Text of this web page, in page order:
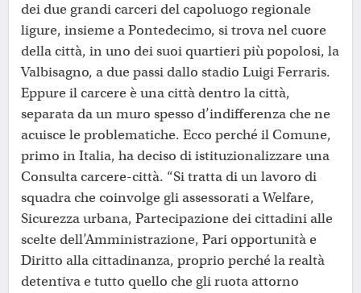
dei due grandi carceri del capoluogo regionale
ligure, insieme a Pontedecimo, si trova nel cuore
della città, in uno dei suoi quartieri più popolosi, la
Valbisagno, a due passi dallo stadio Luigi Ferraris.
Eppure il carcere è una città dentro la città,
separata da un muro spesso d’indifferenza che ne
acuisce le problematiche. Ecco perché il Comune,
primo in Italia, ha deciso di istituzionalizzare una
Consulta carcere-città. “Si tratta di un lavoro di
squadra che coinvolge gli assessorati a Welfare,
Sicurezza urbana, Partecipazione dei cittadini alle
scelte dell’Amministrazione, Pari opportunità e
Diritto alla cittadinanza, proprio perché la realtà
detentiva e tutto quello che gli ruota attorno